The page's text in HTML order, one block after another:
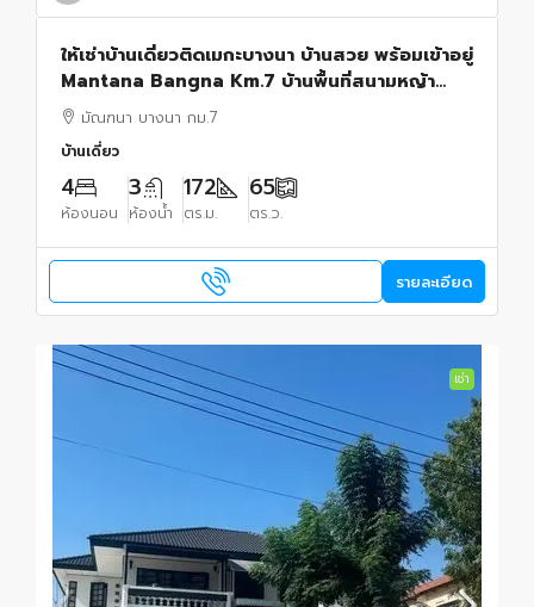
ให้เช่าบ้านเดี่ยวติดเมกะบางนา บ้านสวย พร้อมเข้าอยู่
Mantana Bangna Km.7 บ้านพื้นที่สนามหญ้า
กว้าง ส่วนกลางอลังการ ถนนกว้าง ทะเลสาบ
มัณฑนา บางนา กม.7
บ้านเดี่ยว
4
ห้องนอน
3
ห้องน้ำ
172
ตร.ม.
65
ตร.ว.
รายละเอียด
เช่า